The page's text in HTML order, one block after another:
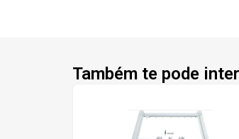
Também te pode